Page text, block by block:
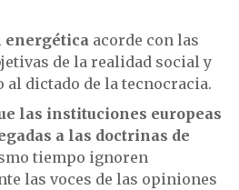
acorde con las
de la realidad social y
al dictado de la tecnocracia.
las instituciones europeas
a las doctrinas de
tiempo ignoren
las voces de las opiniones